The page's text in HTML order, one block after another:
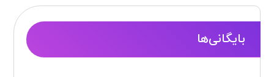
بایگانی‌ها